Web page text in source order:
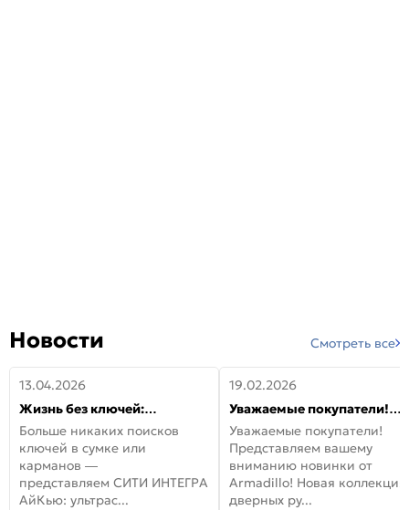
Новости Смотреть все
13.04.2026
Жизнь без ключей:
встречайте новую дверь
СИТИ ИНТЕГРА АйКью!
Больше никаких поисков
ключей в сумке или
карманов —
представляем СИТИ ИНТЕГРА
АйКью: ультрас...
19.02.2026
Уважаемые покупатели!
Представляем вашему
вниманию новинки от
Armadillo!
Уважаемые покупатели!
Представляем вашему
вниманию новинки от
Armadillo! Новая коллекция
дверных ру...